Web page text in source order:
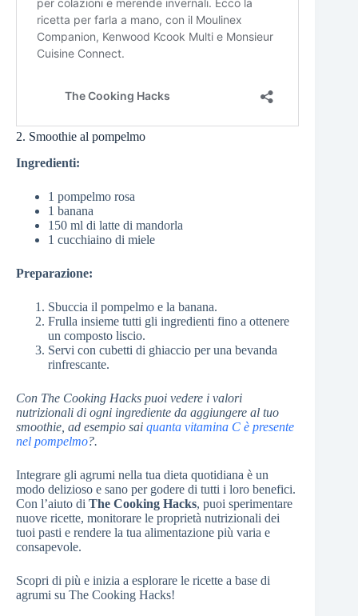
2. Smoothie al pompelmo
Ingredienti:
1 pompelmo rosa
1 banana
150 ml di latte di mandorla
1 cucchiaino di miele
Preparazione:
Sbuccia il pompelmo e la banana.
Frulla insieme tutti gli ingredienti fino a ottenere
un composto liscio.
Servi con cubetti di ghiaccio per una bevanda
rinfrescante.
Con The Cooking Hacks puoi vedere i valori
nutrizionali di ogni ingrediente da aggiungere al tuo
smoothie, ad esempio sai quanta vitamina C è presente
nel pompelmo?.
Integrare gli agrumi nella tua dieta quotidiana è un
modo delizioso e sano per godere di tutti i loro benefici.
Con l’aiuto di The Cooking Hacks, puoi sperimentare
nuove ricette, monitorare le proprietà nutrizionali dei
tuoi pasti e rendere la tua alimentazione più varia e
consapevole.
Scopri di più e inizia a esplorare le ricette a base di
agrumi su The Cooking Hacks!